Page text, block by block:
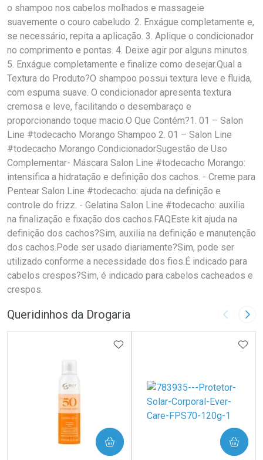
o shampoo nos cabelos molhados e massageie
suavemente o couro cabeludo. 2. Enxágue completamente e,
se necessário, repita a aplicação. 3. Aplique o condicionador
no comprimento e pontas. 4. Deixe agir por alguns minutos.
5. Enxágue completamente e finalize como desejar.Qual a
Textura do Produto?O shampoo possui textura leve e fluida,
com espuma suave. O condicionador apresenta textura
cremosa e leve, facilitando o desembaraço e
proporcionando toque macio.O Que Contém?1. 01 – Salon
Line #todecacho Morango Shampoo 2. 01 – Salon Line
#todecacho Morango CondicionadorSugestão de Uso
Complementar- Máscara Salon Line #todecacho Morango:
intensifica a hidratação e definição dos cachos. - Creme para
Pentear Salon Line #todecacho: ajuda na definição e
controle do frizz. - Gelatina Salon Line #todecacho: auxilia
na finalização e fixação dos cachos.FAQEste kit ajuda na
definição dos cachos?Sim, auxilia na definição e manutenção
dos cachos.Pode ser usado diariamente?Sim, pode ser
utilizado conforme a necessidade dos fios.É indicado para
cabelos crespos?Sim, é indicado para cabelos cacheados e
crespos.
Queridinhos da Drogaria Imagem
ADICIONAR AOS FAVORITOS
COMPRAR COMPRAR